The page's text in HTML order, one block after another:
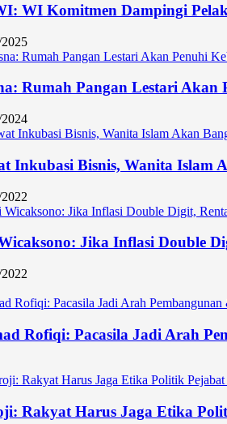
WI Komitmen Dampingi
Rumah Pangan Lestari
Inkubasi Bisnis, Wanita Islam
Jika Inflasi Double
Rofiqi: Pacasila Jadi Arah
Rakyat Harus Jaga Etika